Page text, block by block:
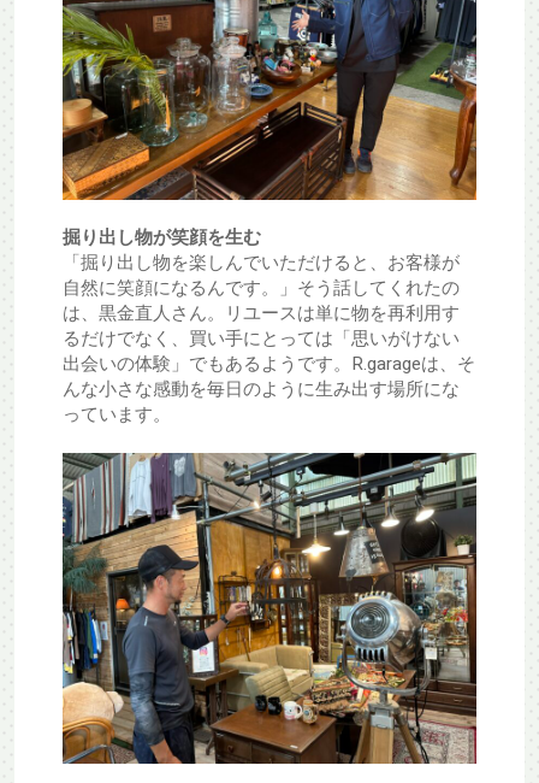
掘り出し物が笑顔を生む
「掘り出し物を楽しんでいただけると、お客様が
自然に笑顔になるんです。」そう話してくれたの
は、黒金直人さん。リユースは単に物を再利用す
るだけでなく、買い手にとっては「思いがけない
出会いの体験」でもあるようです。R.garageは、そ
んな小さな感動を毎日のように生み出す場所にな
っています。